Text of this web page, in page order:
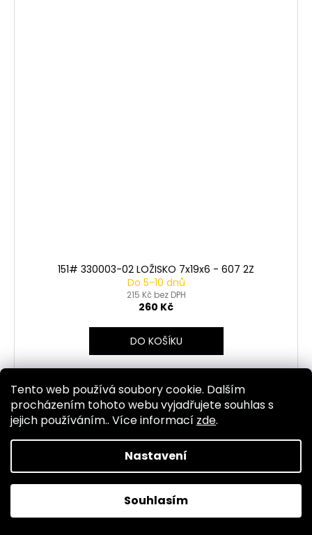
Tento web používá soubory cookie. Dalším
procházením tohoto webu vyjadřujete souhlas s
jejich používáním.. Více informací zde.
Nastavení
Souhlasím
151# 330003-02 LOŽISKO 7x19x6 - 607 2Z
Do 5-10 dnů
215 Kč bez DPH
260 Kč
DO KOŠÍKU
Kód:3262